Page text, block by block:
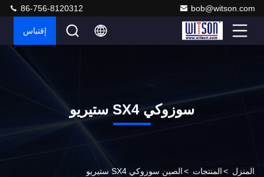
bob@witson.com
86-756-8120312
إقتباس
سوزوكي SX4 ستيريو
المنزل >المنتجات >الصين سوزوكي SX4 ستيريو